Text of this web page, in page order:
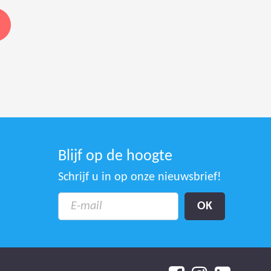
Blijf op de hoogte
Schrijf u in op onze nieuwsbrief!